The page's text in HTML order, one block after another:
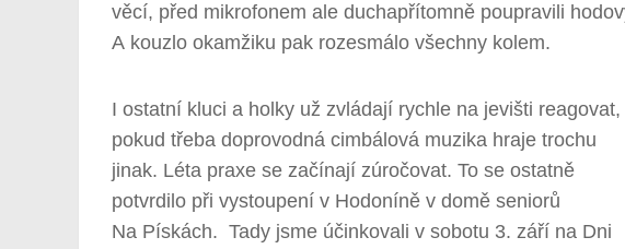
věcí, před mikrofonem ale duchapřítomně poupravili
A kouzlo okamžiku pak rozesmálo všechny kolem.
I ostatní kluci a holky už zvládají rychle na jevišti reagovat,
pokud třeba doprovodná cimbálová muzika hraje trochu
jinak. Léta praxe se začínají zúročovat. To se ostatně
potvrdilo při vystoupení v Hodoníně v domě seniorů
Na Pískách. Tady jsme účinkovali v sobotu 3. září na Dni